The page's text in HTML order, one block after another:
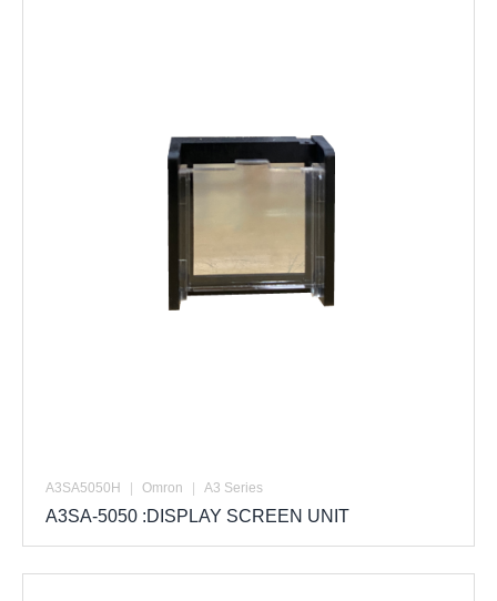
A3SA5050H | Omron | A3 Series
A3SA-5050 :DISPLAY SCREEN UNIT